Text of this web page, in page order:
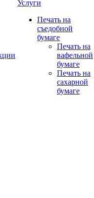
Услуги
Печать на
съедобной
бумаге
Печать на
вафельной
бумаге
Печать на
сахарной
бумаге